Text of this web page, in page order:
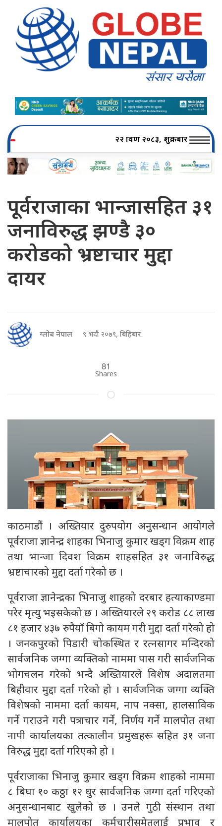
२२ श्रावण २०८३, शुक्रबार
पूर्वराजाका भान्जासहित ३१
जनाविरुद्ध झण्डै ३०
करोडको भ्रष्टाचार मुद्दा
दायर
ग्लोब नेपाल ९ भदौ २०७९, बिहिबार
81
Shares
काठमाडौं । अख्तियार दुरुपयोग अनुसन्धान आयोगले
पूर्वराजा ज्ञानेन्द्र शाहका भिनाजु कुमार खड्ग विक्रम शाह
तथा भान्जा दिवश विक्रम शाहसहित ३१ जनाविरुद्ध
भ्रष्टाचारको मुद्दा दर्ता गरेको छ ।
पूर्वराजा ज्ञानेन्द्रका भिनाजु शाहको दरबार हत्याकाण्डमा
परेर मृत्यु भइसकेको छ । अख्तियारले २९ करोड ८८ लाख
८१ हजार ४३७ रुपैयाँ बिगो कायम गरी मुद्दा दर्ता गरेको हो
। जनकपुरको पिडारी चोकस्थित र रत्नसागर मन्दिरको
सार्वजनिक जग्गा व्यक्तिको नाममा पास गरी सार्वजनिक
भोगचलन गरेको भन्दै अख्तियारले विशेष अदालतमा
बिहीवार मुद्दा दर्ता गरेको हो । सार्वजनिक जग्गा व्यक्ति
विशेषको नाममा दर्ता कायम, नाप नक्सा, हालसाविक
गर्ने गराउने गरी पत्राचार गर्ने, निर्णय गर्ने मालपोत तथा
नापी कार्यालयका तत्कालीन प्रमुखहरू सहित ३१ जना
विरुद्ध मुद्दा दर्ता गरिएको हो ।
पूर्वराजाका भिनाजु कुमार खड्ग विक्रम शाहको नाममा
८ बिघा १० कठ्ठा १२ धुर सार्वजनिक जग्गा दर्ता गरिएको
अनुसन्धानबाट खुलेको छ । उनले गुठी संस्थान तथा
मालपोत कार्यालयका कर्मचारीसमेतलाई प्रभाव र